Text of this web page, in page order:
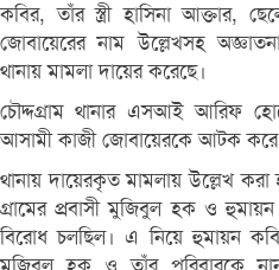
কবির, তাঁর স্ত্রী হাসিনা আক্তার,
জোবায়েরের নাম উল্লেখসহ
থানায় মামলা দায়ের করেছে।
চৌদ্দগ্রাম থানার এসআই আরিফ
আসামী কাজী জোবায়েরকে আটক
থানায় দায়েরকৃত মামলায় উল্লেখ করা
গ্রামের প্রবাসী মুজিবুল হক ও হুমায়ন
বিরোধ চলছিল। এ নিয়ে হুমায়ন